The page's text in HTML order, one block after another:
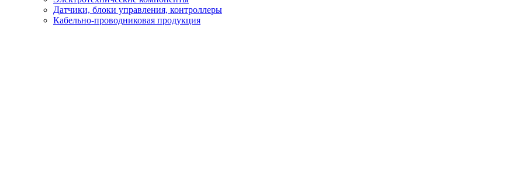
Датчики, блоки управления, контроллеры
Кабельно-проводниковая продукция